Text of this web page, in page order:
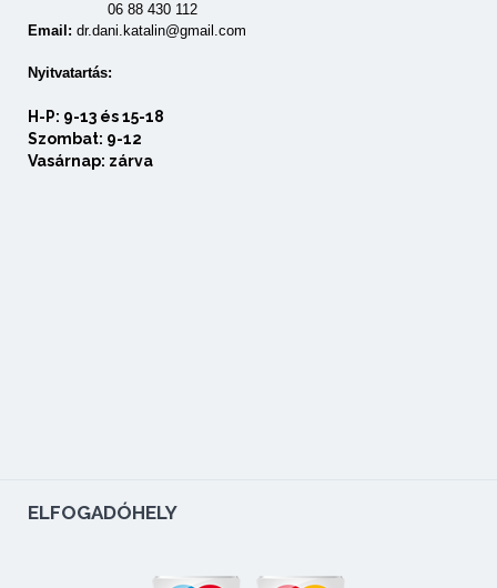
06 88 430 112
Email: dr.dani.katalin@gmail.com
Nyitvatartás:
H-P: 9-13 és 15-18
Szombat: 9-12
Vasárnap: zárva
ELFOGADÓHELY